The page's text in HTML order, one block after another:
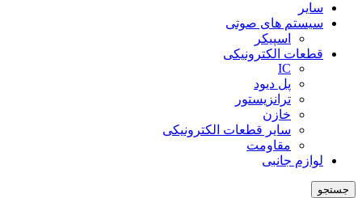
سایر
سیستم های صوتی
اسپیکر
قطعات الکترونیکی
IC
پل دیود
ترانزیستور
خازن
سایر قطعات الکترونیکی
مقاومت
لوازم جانبی
جستجو